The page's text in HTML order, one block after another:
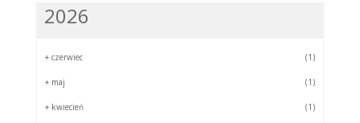
2026
+ czerwiec (1)
+ maj (1)
+ kwiecień (1)